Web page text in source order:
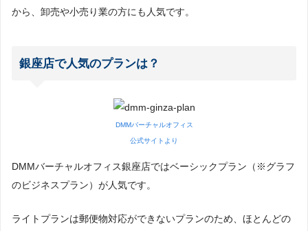
から、卸売や小売り業の方にも人気です。
銀座店で人気のプランは？
DMMバーチャルオフィス
公式サイトより
DMMバーチャルオフィス銀座店ではベーシックプラン（※グラフ
のビジネスプラン）が人気です。
ライトプランは郵便物対応ができないプランのため、ほとんどの